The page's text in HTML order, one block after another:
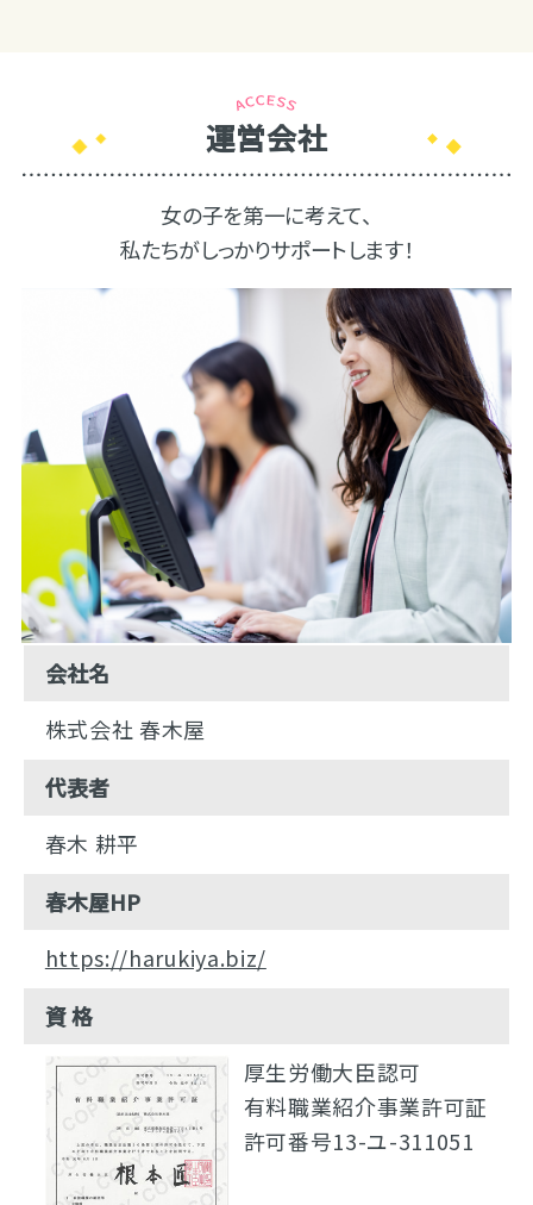
運営会社
女の子を第一に考えて、
私たちがしっかりサポートします！
会社名
株式会社 春木屋
代表者
春木 耕平
春木屋HP
https://harukiya.biz/
資 格
厚生労働大臣認可
有料職業紹介事業許可証
許可番号13-ユ-311051